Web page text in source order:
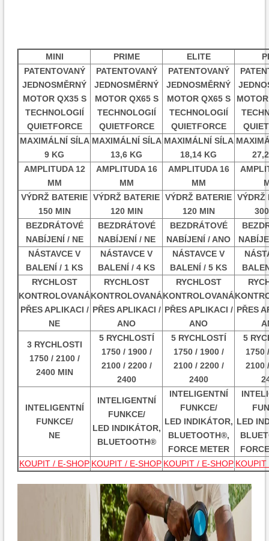
MINI PRIME ELITE
PATENTOVANÝ
JEDNOSMĚRNÝ
MOTOR QX35 S
TECHNOLOGIÍ
QUIETFORCE
PATENTOVANÝ
JEDNOSMĚRNÝ
MOTOR QX65 S
TECHNOLOGIÍ
QUIETFORCE
PATENTOVANÝ
JEDNOSMĚRNÝ
MOTOR QX65 S
TECHNOLOGIÍ
QUIETFORCE
MAXIMÁLNÍ SÍLA
9 KG
MAXIMÁLNÍ SÍLA
13,6 KG
MAXIMÁLNÍ SÍLA
18,14 KG
AMPLITUDA 12
MM
AMPLITUDA 16
MM
AMPLITUDA 16
MM
VÝDRŽ BATERIE
150 MIN
VÝDRŽ BATERIE
120 MIN
VÝDRŽ BATERIE
120 MIN
VÝDRŽ
BEZDRÁTOVÉ
NABÍJENÍ / NE
BEZDRÁTOVÉ
NABÍJENÍ / NE
BEZDRÁTOVÉ
NABÍJENÍ / ANO
NÁSTAVCE V
BALENÍ / 1 KS
NÁSTAVCE V
BALENÍ / 4 KS
NÁSTAVCE V
BALENÍ / 5 KS
RYCHLOST
KONTROLOVANÁ
PŘES APLIKACI /
NE
RYCHLOST
KONTROLOVANÁ
PŘES APLIKACI /
ANO
RYCHLOST
KONTROLOVANÁ
PŘES APLIKACI /
ANO
PŘES
3 RYCHLOSTI
1750 / 2100 /
2400 MIN
5 RYCHLOSTÍ
1750 / 1900 /
2100 / 2200 /
2400
5 RYCHLOSTÍ
1750 / 1900 /
2100 / 2200 /
2400
5
1750
2100
INTELIGENTNÍ
FUNKCE/
NE
INTELIGENTNÍ
FUNKCE/
LED INDIKÁTOR,
BLUETOOTH®
INTELIGENTNÍ
FUNKCE/
LED INDIKÁTOR,
BLUETOOTH®,
FORCE METER
LED
KOUPIT / E-SHOP KOUPIT / E-SHOP KOUPIT / E-SHOP KOUPIT